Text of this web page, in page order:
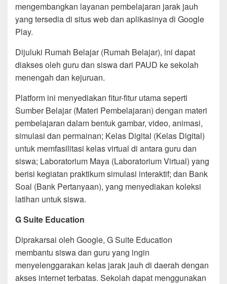
mengembangkan layanan pembelajaran jarak jauh
yang tersedia di situs web dan aplikasinya di Google
Play.
Dijuluki Rumah Belajar (Rumah Belajar), ini dapat
diakses oleh guru dan siswa dari PAUD ke sekolah
menengah dan kejuruan.
Platform ini menyediakan fitur-fitur utama seperti
Sumber Belajar (Materi Pembelajaran) dengan materi
pembelajaran dalam bentuk gambar, video, animasi,
simulasi dan permainan; Kelas Digital (Kelas Digital)
untuk memfasilitasi kelas virtual di antara guru dan
siswa; Laboratorium Maya (Laboratorium Virtual) yang
berisi kegiatan praktikum simulasi interaktif; dan Bank
Soal (Bank Pertanyaan), yang menyediakan koleksi
latihan untuk siswa.
G Suite Education
Diprakarsai oleh Google, G Suite Education
membantu siswa dan guru yang ingin
menyelenggarakan kelas jarak jauh di daerah dengan
akses internet terbatas. Sekolah dapat menggunakan